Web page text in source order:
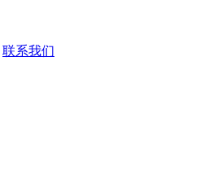
联系我们